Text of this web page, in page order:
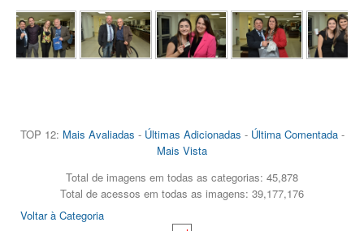
TOP 12: Mais Avaliadas - Últimas Adicionadas - Última Comentada-
Mais Vista
Total de imagens em todas as categorias: 45,878
Total de acessos em todas as imagens: 39,177,176
Voltar à Categoria